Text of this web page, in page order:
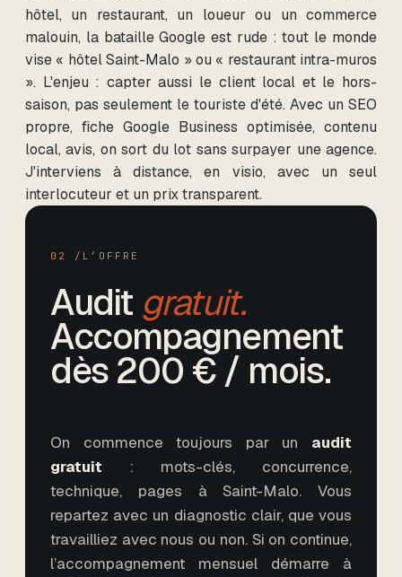
hôtel, un restaurant, un loueur ou un commerce
malouin, la bataille Google est rude : tout le monde
vise « hôtel Saint-Malo » ou « restaurant intra-muros
». L'enjeu : capter aussi le client local et le hors-
saison, pas seulement le touriste d'été. Avec un SEO
propre, fiche Google Business optimisée, contenu
local, avis, on sort du lot sans surpayer une agence.
J'interviens à distance, en visio, avec un seul
interlocuteur et un prix transparent.
02 / L’OFFRE
Audit gratuit.
Accompagnement
dès200 € / mois.
On commence toujours par un
audit
gratuit : mots-clés, concurrence,
technique, pages à Saint-Malo. Vous
repartez avec un diagnostic clair, que vous
travailliez avec nous ou non. Si on continue,
l’accompagnement mensuel démarre à